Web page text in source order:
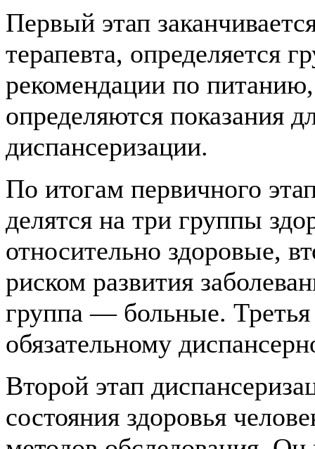
Первый этап
терапевта, определяется
рекомендации по
определяются показания
диспансеризации.
По итогам первичного
делятся на три группы
относительно здоровые,
риском развития
группа — больные.
обязательному
Второй этап
состояния здоровья